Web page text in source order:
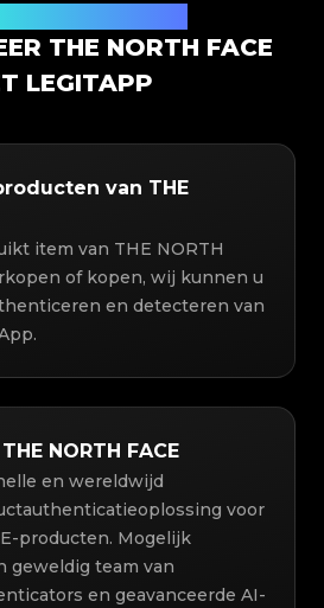
THE NORTH FACE
LEGITAPP
van THE
item van THE NORTH
of kopen, wij kunnen u
en detecteren van
NORTH FACE
en wereldwijd
voor
producten. Mogelijk
geweldig team van
en geavanceerde AI-